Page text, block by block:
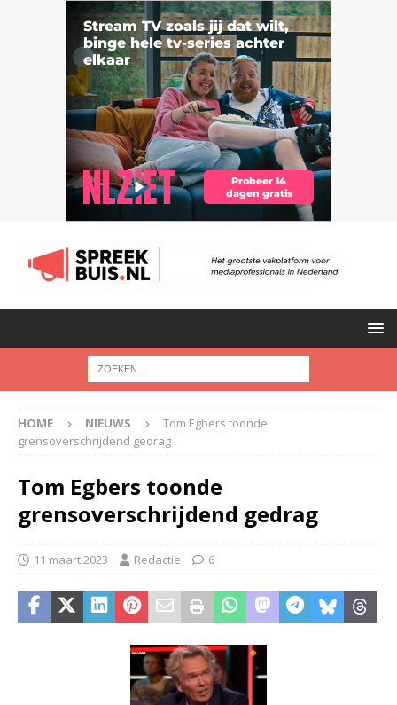
HOME NIEUWS
Tom Egbers toonde
grensoverschrijdend gedrag
Tom Egbers toonde
grensoverschrijdend gedrag
11 maart 2023 Redactie 6